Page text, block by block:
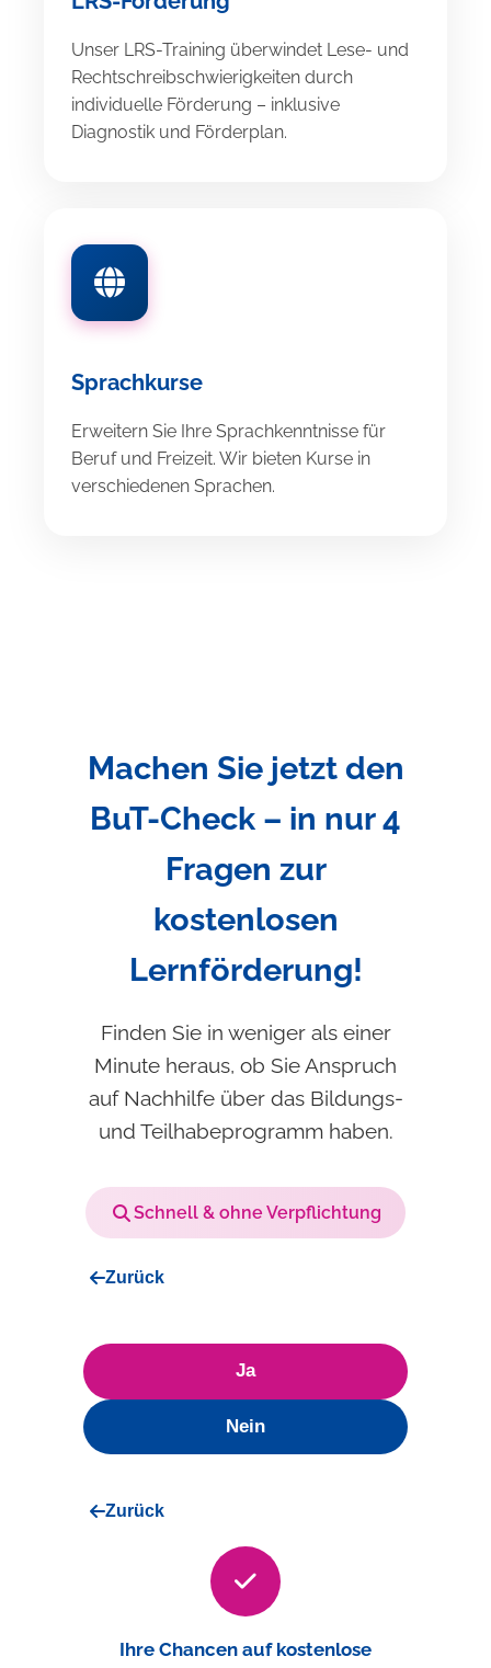
Unser LRS-Training überwindet Lese- und
Rechtschreibschwierigkeiten durch
individuelle Förderung – inklusive
Diagnostik und Förderplan.
Sprachkurse
Erweitern Sie Ihre Sprachkenntnisse für
Beruf und Freizeit. Wir bieten Kurse in
verschiedenen Sprachen.
Machen Sie jetzt den
BuT-Check – in nur 4
Fragen zur
kostenlosen
Lernförderung!
Finden Sie in weniger als einer
Minute heraus, ob Sie Anspruch
auf Nachhilfe über das Bildungs-
und Teilhabeprogramm haben.
Schnell & ohne Verpflichtung
Zurück
Ja
Nein
Zurück
Ihre Chancen auf kostenlose